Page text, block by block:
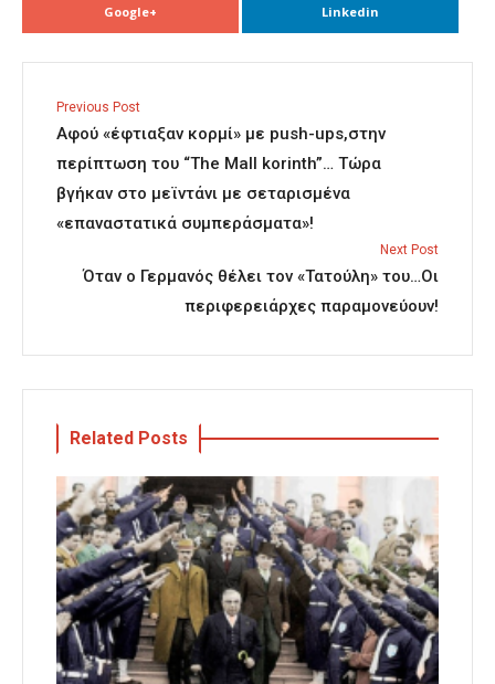
Google+ Linkedin
Previous Post
Αφού «έφτιαξαν κορμί» με push-ups,στην
περίπτωση του “The Mall korinth”… Τώρα
βγήκαν στο μεϊντάνι με σεταρισμένα
«επαναστατικά συμπεράσματα»!
Next Post
Όταν ο Γερμανός θέλει τον «Τατούλη» του…Οι
περιφερειάρχες παραμονεύουν!
Related Posts